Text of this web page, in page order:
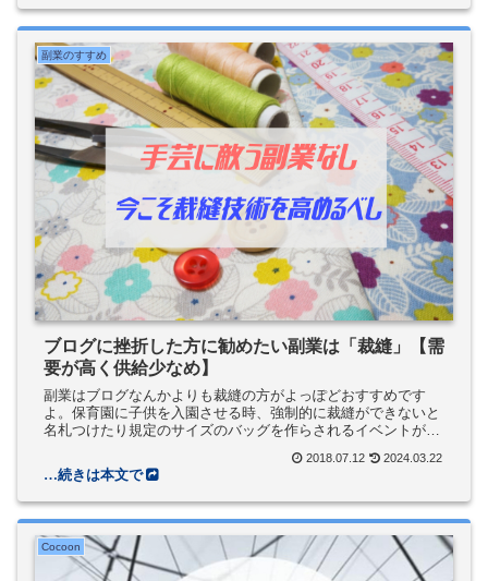
副業のすすめ
ブログに挫折した方に勧めたい副業は「裁縫」【需
要が高く供給少なめ】
副業はブログなんかよりも裁縫の方がよっぽどおすすめです
よ。保育園に子供を入園させる時、強制的に裁縫ができないと
名札つけたり規定のサイズのバッグを作らされるイベントが発
みんなミシンが使えるわけじゃないですよね。つまり、副業チ
ャンスというわけです。
2018.07.12 2024.03.22
Cocoon